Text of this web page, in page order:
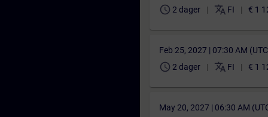
schedule 2 dager translate FI € 1
Feb 25, 2027 | 07:30 AM
schedule 2 dager translate FI € 1
May 20, 2027 | 06:30 AM